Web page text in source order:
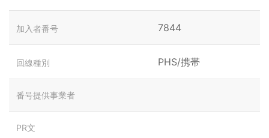
加入者番号 7844
回線種別 PHS/携帯
番号提供事業者
PR文